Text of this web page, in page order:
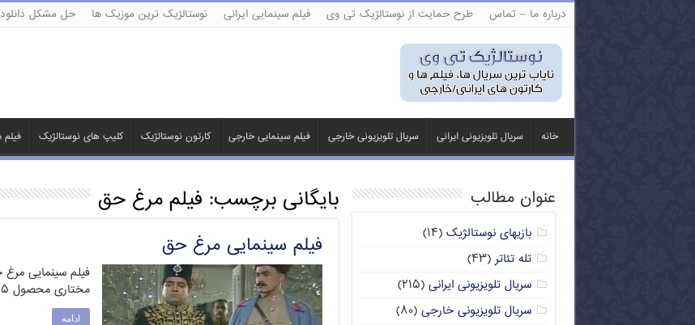
درباره ما – تماس طرح حمایت از نوستالژیک تی وی فیلم سینمایی ایرانی نوستالژیک ترین موزیک ها حل مشکل دانلود
خانه سریال تلویزیونی ایرانی سریال تلویزیونی خارجی فیلم سینمایی خارجی کارتون نوستالژیک کلیپ های نوستالژیک
بایگانی برچسب: فیلم مرغ حق
فیلم سینمایی مرغ حق
فیلم سینمایی
مختاری محصول ۱۳۶۵ می باشد. فیلم «مرغ حق» درباره …
ادامه
عنوان مطالب
بازیهای نوستالژیک (۱۴)
تله تئاتر(۴۳)
سریال تلویزیونی ایرانی (۲۱۵)
سریال تلویزیونی خارجی (۸۰)